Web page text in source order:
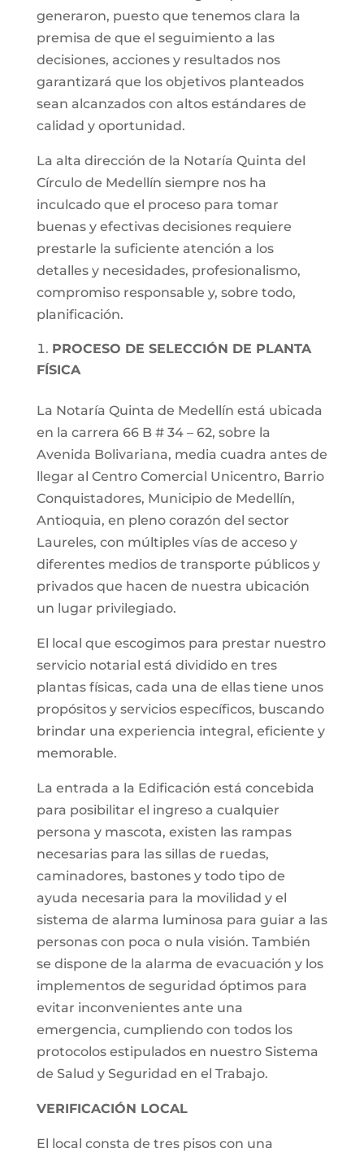
generaron, puesto que tenemos clara la
premisa de que el seguimiento a las
decisiones, acciones y resultados nos
garantizará que los objetivos planteados
sean alcanzados con altos estándares de
calidad y oportunidad.
La alta dirección de la Notaría Quinta del
Círculo de Medellín siempre nos ha
inculcado que el proceso para tomar
buenas y efectivas decisiones requiere
prestarle la suficiente atención a los
detalles y necesidades, profesionalismo,
compromiso responsable y, sobre todo,
planificación.
PROCESO DE SELECCIÓN DE PLANTA
FÍSICA
La Notaría Quinta de Medellín está ubicada
en la carrera 66 B # 34 – 62, sobre la
Avenida Bolivariana, media cuadra antes de
llegar al Centro Comercial Unicentro, Barrio
Conquistadores, Municipio de Medellín,
Antioquia, en pleno corazón del sector
Laureles, con múltiples vías de acceso y
diferentes medios de transporte públicos y
privados que hacen de nuestra ubicación
un lugar privilegiado.
El local que escogimos para prestar nuestro
servicio notarial está dividido en tres
plantas físicas, cada una de ellas tiene unos
propósitos y servicios específicos, buscando
brindar una experiencia integral, eficiente y
memorable.
La entrada a la Edificación está concebida
para posibilitar el ingreso a cualquier
persona y mascota, existen las rampas
necesarias para las sillas de ruedas,
caminadores, bastones y todo tipo de
ayuda necesaria para la movilidad y el
sistema de alarma luminosa para guiar a las
personas con poca o nula visión. También
se dispone de la alarma de evacuación y los
implementos de seguridad óptimos para
evitar inconvenientes ante una
emergencia, cumpliendo con todos los
protocolos estipulados en nuestro Sistema
de Salud y Seguridad en el Trabajo.
VERIFICACIÓN LOCAL
El local consta de tres pisos con una